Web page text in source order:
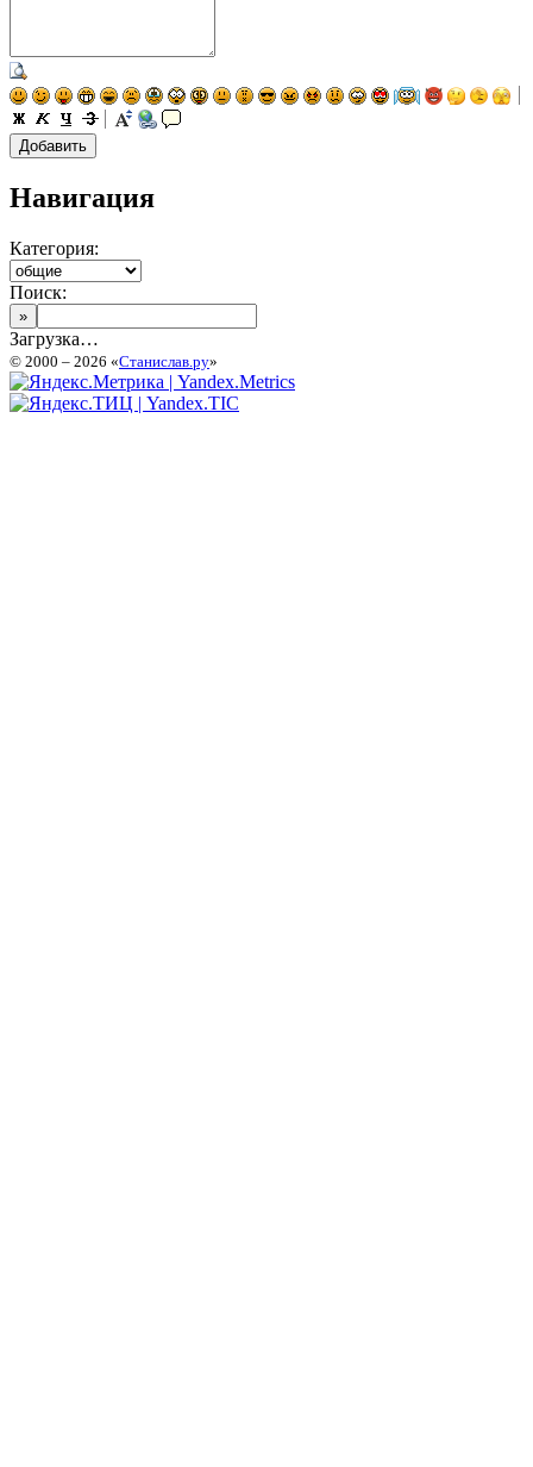
Навигация
Категория:
Поиск:
Загрузка…
© 2000 – 2026 «Станислав.ру»